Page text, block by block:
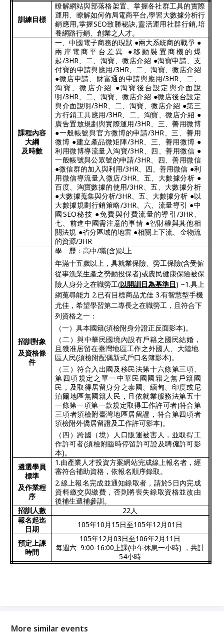
訓練目標
瞭解網站與部落格架置、掌握各社群工具的實際
運用、瞭解如何佈局電商平台,學習大數據分析行
銷應用,掌握SEO致勝秘訣,靈活運用社群行銷,培
養網路行銷、創業之人才。
課程內容
大綱
及時數
一、中國電子商務的現狀 ●兩大系統商的戰爭 ●
兩岸電商平台差異 ●移動裝置商機的爆
起/3HR 、二、淘寶、微店介紹 ●淘寶申請、支
付寶的申請與應用/3HR 、二、淘寶、微店介紹
●微店申請、財富通的申請與應用/3HR 、二、
淘寶、微店介紹 ●淘寶後台設定與介面說
明/3HR 、二、淘寶、微店介紹 ●微店後台設定
與介面說明/3HR 、二、淘寶、微店介紹 ●第三
方行銷工具應用/3HR 、二、淘寶、微店介紹 ●
廣告置放規劃與實際運用/3HR 、三、善用微博
●一般帳號與官方微博的申請/3HR 、三、善用
微博 ●建立產品微矩陣/3HR 、三、善用微博 ●
利用微博導流量入淘寶/3HR 、四、善用微信 ●
一般帳號與公眾號的申請/3HR 、四、善用微信
●微信群的加入與利用/3HR 、四、善用微信 ●利
用微信導流量入微店/3HR 、五、大數據分析 ●
百度、淘寶數據的使用/3HR 、五、大數據分析
●大數據蒐集與分析/3HR 、五、大數據分析 ●以
大數據規劃行銷策略/3HR 、六、流量導引 ●中
國SEO秘技 ●免費與付費流量的導引/3HR
七、前進中國需注意的事情 ●智財權與其他相
關法規 ●省分區域的地雷 ●相關上下流、金物流
的資源/3HR
招訓對象
及資格條
件
學 歷：高中/職(含)以上
年滿十五歲以上，具就業保險、勞工保險(含受僱
從事漁業生產之勞動投保者)或農民健康保險被保
險人身分之在職勞工(以開訓日為基準日) ~1.具上
網蒐尋能力 2.已有目標商品尤佳 3.有智慧型手機
尤佳，希望學習第二專長之在職勞工，且符合下
列資格之一：
（一）具本國籍(須檢附身分證正反面影本)。
（二）與中華民國境內設有戶籍之國民結婚，
且獲准居留在臺灣地區工作之外國人、大陸地
區人民(須檢附配偶新式戶口名簿影本)。
（三）符合入出國及移民法第十六條第三項、
第四項規定之單一中華民國國籍之無戶籍國
民，及取得居留身分之泰國、緬甸、印度或尼
泊爾地區無國籍人民，且依就業服務法第五十
一條第一項第一款規定取得工作許可者(符合第
三項者須檢附臺灣地區居留證，符合第四項者
須檢附外僑居留證及工作許可影本)。
（四）跨國（境）人口販運被害人，並取得工
作許可者(須檢附臨時停留許可證及聘僱許可影
本)。
遴選學員
標準
及作業程
序
1.由產業人才投資方案網站完成線上報名者，經
審符合補助資格，依報名順序錄取。
2.線上報名完成並通知錄取者，請於5 日內完成
資料繳交與繳費，否則將喪失錄取資格並改由
後補生遞補參訓。
招訓人數
22 人
報名起迄
日期
105年10 月 15日至105年12月01 日
預定上課
時間
105年12 月03日至106年2月 11 日
每週六 9:00-16:00 上課(中午休息一小時) ，共計
54小時
More similar events